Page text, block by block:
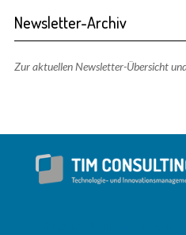
Newsletter-Archiv
Zur aktuellen Newsletter-Übersicht